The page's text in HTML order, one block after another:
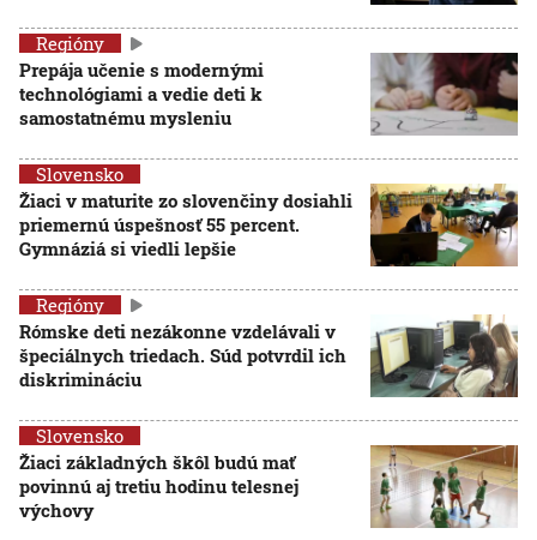
Regióny
Prepája učenie s modernými
technológiami a vedie deti k
samostatnému mysleniu
Slovensko
Žiaci v maturite zo slovenčiny dosiahli
priemernú úspešnosť 55 percent.
Gymnáziá si viedli lepšie
Regióny
Rómske deti nezákonne vzdelávali v
špeciálnych triedach. Súd potvrdil ich
diskrimináciu
Slovensko
Žiaci základných škôl budú mať
povinnú aj tretiu hodinu telesnej
výchovy